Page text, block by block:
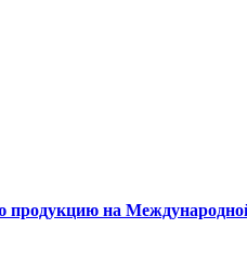
продукцию на